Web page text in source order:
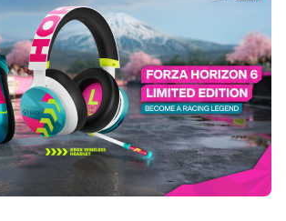
k
u
r
r
e
n